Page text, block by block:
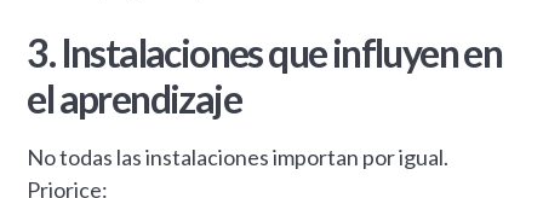
3. Instalaciones que influyen en
el aprendizaje
No todas las instalaciones importan por igual.
Priorice: